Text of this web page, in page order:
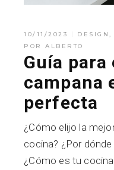
10/11/2023 DESIGN,
PORALBERTO
Guía para
campana
perfecta
¿Cómo elijo la
cocina? ¿Por
¿Cómo es tu